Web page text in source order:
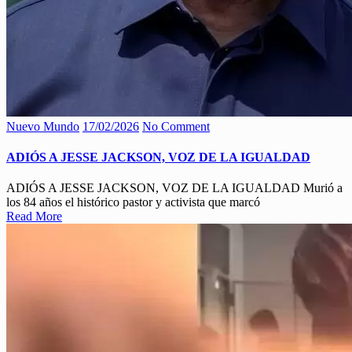
Nuevo Mundo 17/02/2026 No Comment
ADIÓS A JESSE JACKSON, VOZ DE LA IGUALDAD
ADIÓS A JESSE JACKSON, VOZ DE LA IGUALDAD Murió a
los 84 años el histórico pastor y activista que marcó
Read More